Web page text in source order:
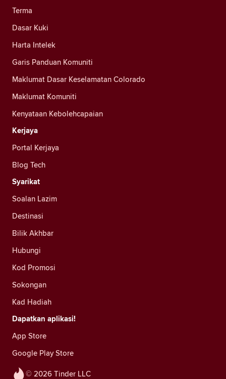
© 2026 Tinder LLC
Terma
Dasar Kuki
Harta Intelek
Garis Panduan Komuniti
Maklumat Dasar Keselamatan Colorado
Maklumat Komuniti
Kenyataan Kebolehcapaian
Kerjaya
Portal Kerjaya
Blog Tech
Syarikat
Soalan Lazim
Destinasi
Bilik Akhbar
Hubungi
Kod Promosi
Sokongan
Kad Hadiah
Dapatkan aplikasi!
App Store
Google Play Store